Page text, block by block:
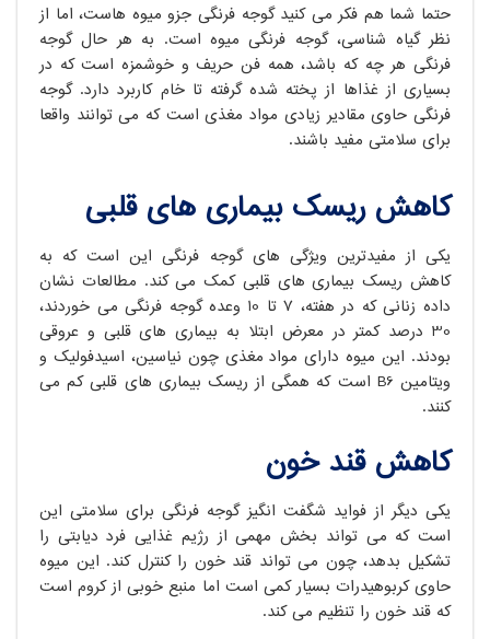
حتماً شما هم فکر می کنید گوجه فرنگی جزو میوه هاست، اما از
نظر گیاه شناسی، گوجه فرنگی میوه است. به هر حال گوجه
فرنگی هر چه که باشد، همه فن حریف و خوشمزه است که در
بسیاری از غذاها از پخته شده گرفته تا خام کاربرد دارد. گوجه
فرنگی حاوی مقادیر زیادی مواد مغذی است که می توانند واقعاً
برای سلامتی مفید باشند.
کاهش ریسک بیماری های قلبی
یکی از مفیدترین ویژگی های گوجه فرنگی این است که به
کاهش ریسک بیماری های قلبی کمک می کند. مطالعات نشان
داده زنانی که در هفته، 7 تا 10 وعده گوجه فرنگی می خوردند،
30 درصد کمتر در معرض ابتلا به بیماری های قلبی و عروقی
بودند. این میوه دارای مواد مغذی چون نیاسین، اسیدفولیک و
ویتامین B6 است که همگی از ریسک بیماری های قلبی کم می
کنند.
کاهش قند خون
یکی دیگر از فواید شگفت انگیز گوجه فرنگی برای سلامتی این
است که می تواند بخش مهمی از رژیم غذایی فرد دیابتی را
تشکیل بدهد، چون می تواند قند خون را کنترل کند. این میوه
حاوی کربوهیدرات بسیار کمی است اما منبع خوبی از کروم است
که قند خون را تنظیم می کند.